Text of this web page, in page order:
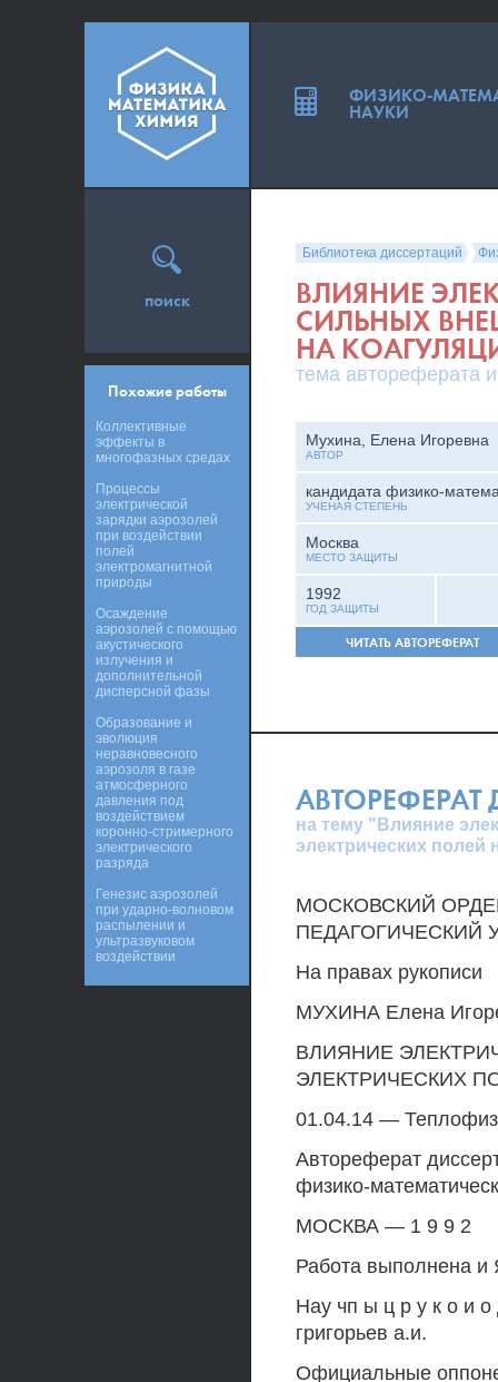
Библиотека диссертаций
ВЛИЯНИЕ
СИЛЬНЫХ
НА
тема автореферата
Мухина, Елена Игоревна
АВТОР
кандидата физико-
УЧЕНАЯ СТЕПЕНЬ
Москва
МЕСТО ЗАЩИТЫ
1992
ГОД ЗАЩИТЫ
ЧИТАТЬ АВТОРЕФЕРАТ
АВТОРЕФЕРАТ
на тему "Влияние
электрических полей
МОСКОВСКИЙ
ПЕДАГОГИЧЕСКИЙ
На правах рукописи
МУХИНА Елена
ВЛИЯНИЕ
ЭЛЕКТРИЧЕСКИХ
01.04.14 —
Автореферат
физико-
МОСКВА — 1 9 9 2
Работа выполнена и
Hay чп ы ц р у к о и о
григорьев а.и.
Официальные
поиск
Похожие работы
Коллективные
эффекты в
многофазных средах
Процессы
электрической
зарядки аэрозолей
при воздействии
полей
электромагнитной
природы
Осаждение
аэрозолей с помощью
акустического
излучения и
дополнительной
дисперсной фазы
Образование и
эволюция
неравновесного
аэрозоля в газе
атмосферного
давления под
воздействием
коронно-стримерного
электрического
разряда
Генезис аэрозолей
при ударно-волновом
распылении и
ультразвуковом
воздействии
ФИЗИКО-
НАУКИ